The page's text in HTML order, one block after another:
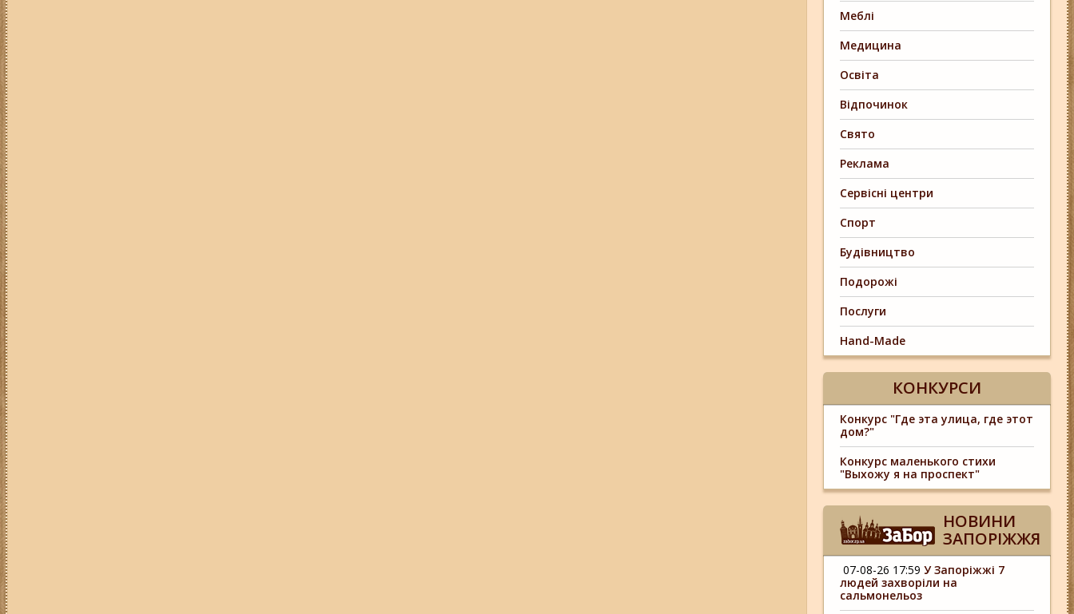
Меблі
Медицина
Освіта
Відпочинок
Свято
Реклама
Сервісні центри
Спорт
Будівництво
Подорожі
Послуги
Hand-Made
КОНКУРСИ
Конкурс "Где эта улица, где этот
дом?"
Конкурс маленького стихи
"Выхожу я на проспект"
НОВИНИ
ЗАПОРІЖЖЯ
07-08-26 17:59 У Запоріжжі 7
людей захворіли на
сальмонельоз